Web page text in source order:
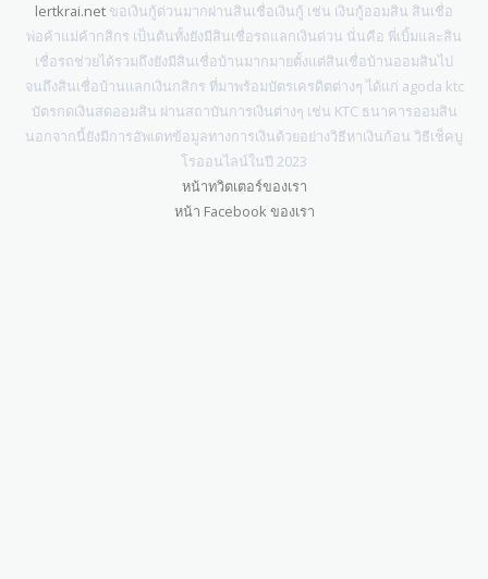
lertkrai.net ขอเงินกู้ด่วนมากผ่านสินเชื่อเงินกู้ เช่น เงินกู้ออมสิน สินเชื่อ
พ่อค้าแม่ค้ากสิกร เป็นต้นทั้งยังมีสินเชื่อรถแลกเงินด่วน นั่นคือ พี่เบิ้มและสิน
เชื่อรถช่วยได้รวมถึงยังมีสินเชื่อบ้านมากมายตั้งแต่สินเชื่อบ้านออมสินไป
จนถึงสินเชื่อบ้านแลกเงินกสิกร ที่มาพร้อมบัตรเครดิตต่างๆ ได้แก่ agoda ktc
บัตรกดเงินสดออมสิน ผ่านสถาบันการเงินต่างๆ เช่น KTC ธนาคารออมสิน
นอกจากนี้ยังมีการอัพเดทข้อมูลทางการเงินด้วยอย่างวิธีหาเงินก้อน วิธีเช็คบู
โรออนไลน์ในปี 2023
หน้าทวิตเตอร์ของเรา
หน้า Facebook ของเรา